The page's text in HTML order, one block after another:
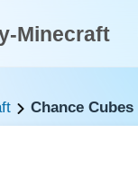
Minecraft
Chance Cubes